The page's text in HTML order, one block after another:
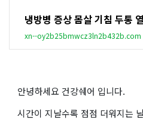
냉방병 증상 몸살 기침 두통
xn--oy2b25bmwcz3ln2b432b.com
안녕하세요 건강쉐어 입니다.
시간이 지날수록 점점 더워지는